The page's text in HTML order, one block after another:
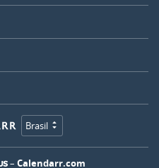
Brasil
– Calendarr.com